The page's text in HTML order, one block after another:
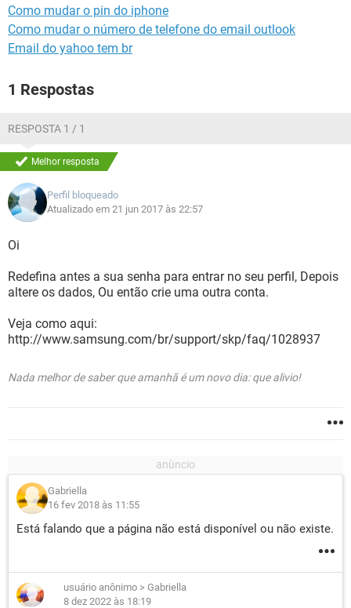
Como mudar o pin do iphone
Como mudar o número de telefone do email outlook
Email do yahoo tem br
1 Respostas
RESPOSTA 1 / 1
Melhor resposta
Perfil bloqueado
Atualizado em 21 jun 2017 às 22:57
Oi
Redefina antes a sua senha para entrar no seu perfil, Depois
altere os dados, Ou então crie uma outra conta.
Veja como aqui:
http://www.samsung.com/br/support/skp/faq/1028937
Nada melhor de saber que amanhã é um novo dia: que alivio!
Gabriella
16 fev 2018 às 11:55
Está falando que a página não está disponível ou não existe.
usuário anônimo > Gabriella
8 dez 2022 às 18:19